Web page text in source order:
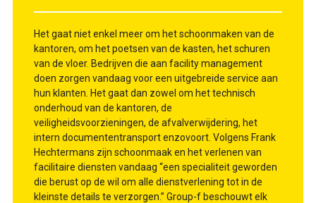
Het gaat niet enkel meer om het schoonmaken van de
kantoren, om het poetsen van de kasten, het schuren
van de vloer. Bedrijven die aan facility management
doen zorgen vandaag voor een uitgebreide service aan
hun klanten. Het gaat dan zowel om het technisch
onderhoud van de kantoren, de
veiligheidsvoorzieningen, de afvalverwijdering, het
intern documententransport enzovoort. Volgens Frank
Hechtermans zijn schoonmaak en het verlenen van
facilitaire diensten vandaag “een specialiteit geworden
die berust op de wil om alle dienstverlening tot in de
kleinste details te verzorgen.” Group-f beschouwt elk